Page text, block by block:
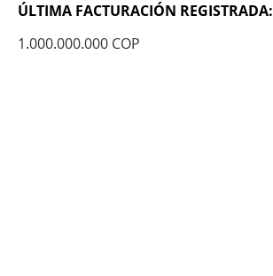
ÚLTIMA FACTURACIÓN REGISTRADA:
1.000.000.000 COP